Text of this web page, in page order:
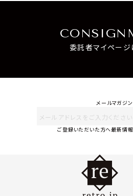
委託者マイページ
メールマガジン
ご登録いただいた方へ最新情報